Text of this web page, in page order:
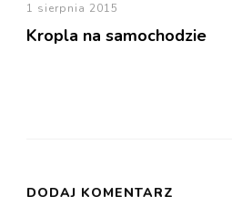
1 sierpnia 2015
Kropla na samochodzie
DODAJ KOMENTARZ